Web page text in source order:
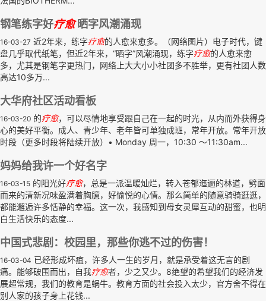
钢笔练字好疗愈晒字风潮涌现
16-03-27 近2年来，练字疗愈的人愈来愈多。（网络图片）电子时代，键
盘几乎取代纸笔，但近2年来，“晒字”风潮涌现，练字疗愈的人愈来愈
多，尤其是钢笔字更热门，网络上大大小小社团多不胜举，更有社团人数
高达10多万...
大华府社区活动看板
16-03-20 的疗愈，可以尽情地享受跟自己在一起的时光，从内而外获得身
心的美好平衡。成人、青少年、老年皆可单独成班，常年开放。常年开放
时段（更多时段将陆续开放）• Monday 周一，10:30 ～11:30am...
妈妈给我许一个好名字
16-03-15 的阳光好疗愈，总是一派温暖灿烂，转入苍郁迤逦的林道，劈面
而来的清新况味盈满着胸臆，好愉悦的心情。那么简单的随意骑骑逛逛，
都能邂逅许多恬静的幸福。这一次，我感知到母女灵犀互动的甜蜜，也明
白生活快乐的态度...
中国式悲剧：校园里，那些你逃不过的伤害！
16-03-04 已经形成坏疽，许多人一生的岁月，就是承受着这无言的剧
痛。能够破围而出，自我疗愈者，少之又少。8绝望的希望我们的经济发
展超常规，我们的教育是蜗牛。教育方面的社会投入太少，官方舍不得在
别人家的孩子身上花钱...